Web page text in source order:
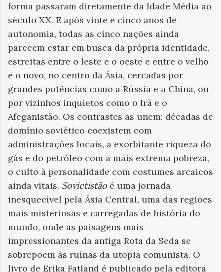
forma passaram diretamente da Idade Média ao
século XX. E após vinte e cinco anos de
autonomia, todas as cinco nações ainda
parecem estar em busca da própria identidade,
estreitas entre o leste e o oeste e entre o velho
e o novo, no centro da Ásia, cercadas por
grandes potências como a Rússia e a China, ou
por vizinhos inquietos como o Irã e o
Afeganistão. Os contrastes as unem: décadas de
domínio soviético coexistem com
administrações locais, a exorbitante riqueza do
gás e do petróleo com a mais extrema pobreza,
o culto à personalidade com costumes arcaicos
ainda vitais. Sovietistão é uma jornada
inesquecível pela Ásia Central, uma das regiões
mais misteriosas e carregadas de história do
mundo, onde as paisagens mais
impressionantes da antiga Rota da Seda se
sobrepõem às ruínas da utopia comunista. O
livro de Erika Fatland é publicado pela editora